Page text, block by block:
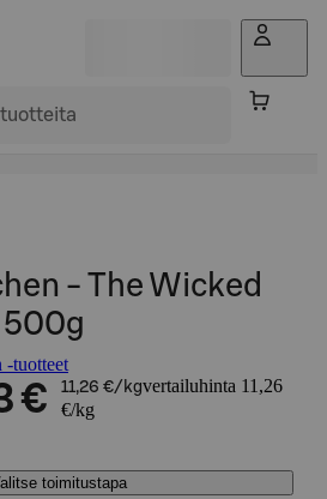
- The Wicked
500g
tuotteet
€ 11,26 €/kgvertailuhinta 11,26
€/kg
toimitustapa